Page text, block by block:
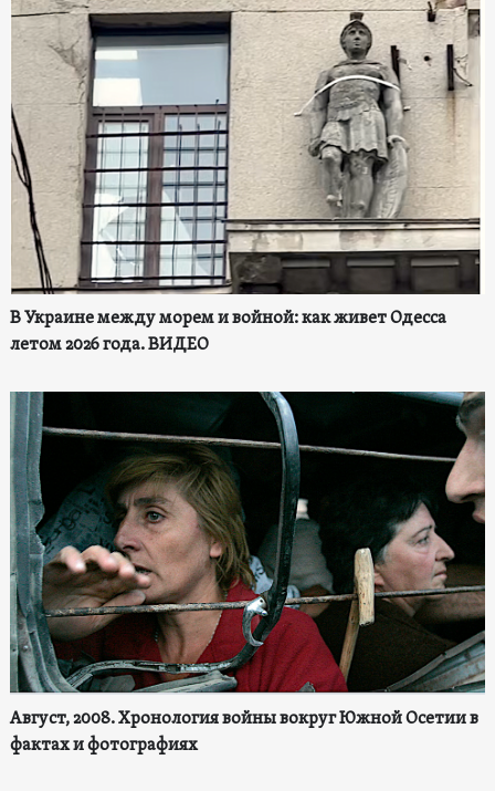
В Украине между морем и войной: как живет Одесса
летом 2026 года. ВИДЕО
Август, 2008. Хронология войны вокруг Южной Осетии в
фактах и фотографиях